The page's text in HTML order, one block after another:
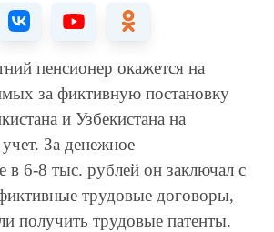
пенсионер окажется на
за фиктивную постановку
и Узбекистана на
За денежное
в 6-8 тыс. рублей он заключал с
трудовые договоры,
получить трудовые патенты.